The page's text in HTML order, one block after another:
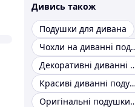
Дивись також
Подушки для дивана
Чохли на
Декоративні
Красиві диванні подушки
Оригінальні